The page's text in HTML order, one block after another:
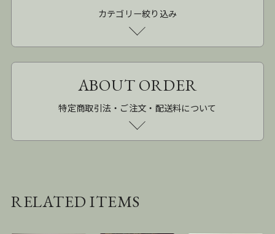
カテゴリー絞り込み
ABOUT ORDER
特定商取引法・ご注文・配送料について
RELATED ITEMS